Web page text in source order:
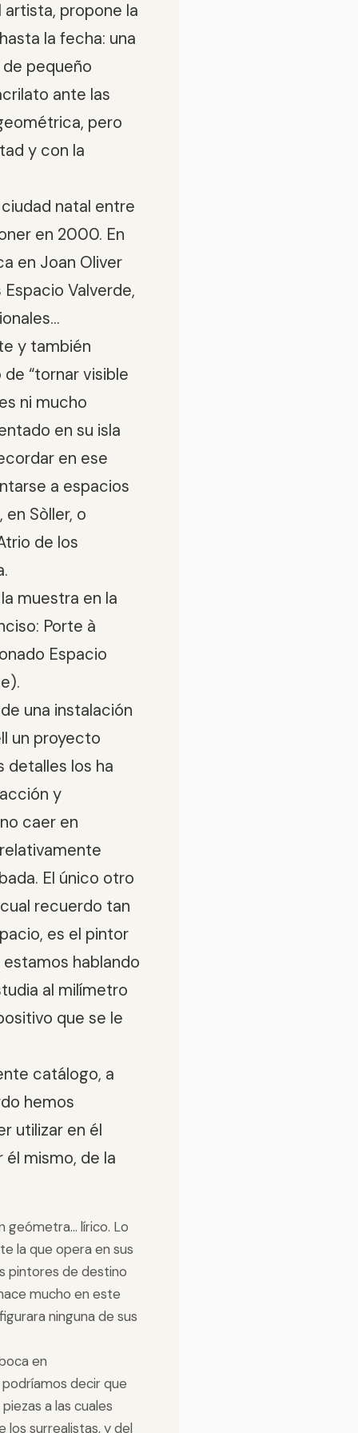
propone la
la fecha: una
pequeño
ante las
pero
y con la
natal entre
en 2000. En
en Joan Oliver
Valverde,
y también
“tornar visible
ni mucho
en su isla
en ese
a espacios
en Sòller, o
de los
muestra en la
Porte à
Espacio
una instalación
un proyecto
detalles los ha
y
caer en
El único otro
recuerdo tan
es el pintor
hablando
al milímetro
que se le
catálogo, a
hemos
utilizar en él
mismo, de la
geómetra... lírico. Lo
la que opera en sus
pintores de destino
mucho en este
ninguna de sus
en
decir que
a las cuales
los surrealistas, y del